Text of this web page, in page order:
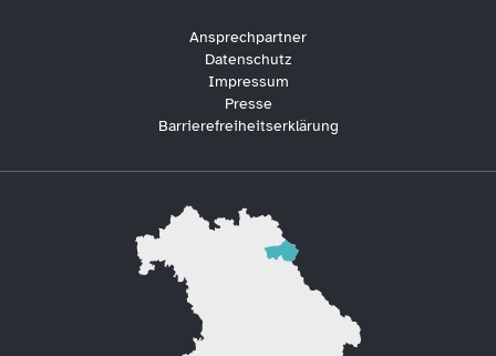
Ansprechpartner
Datenschutz
Impressum
Presse
Barrierefreiheitserklärung